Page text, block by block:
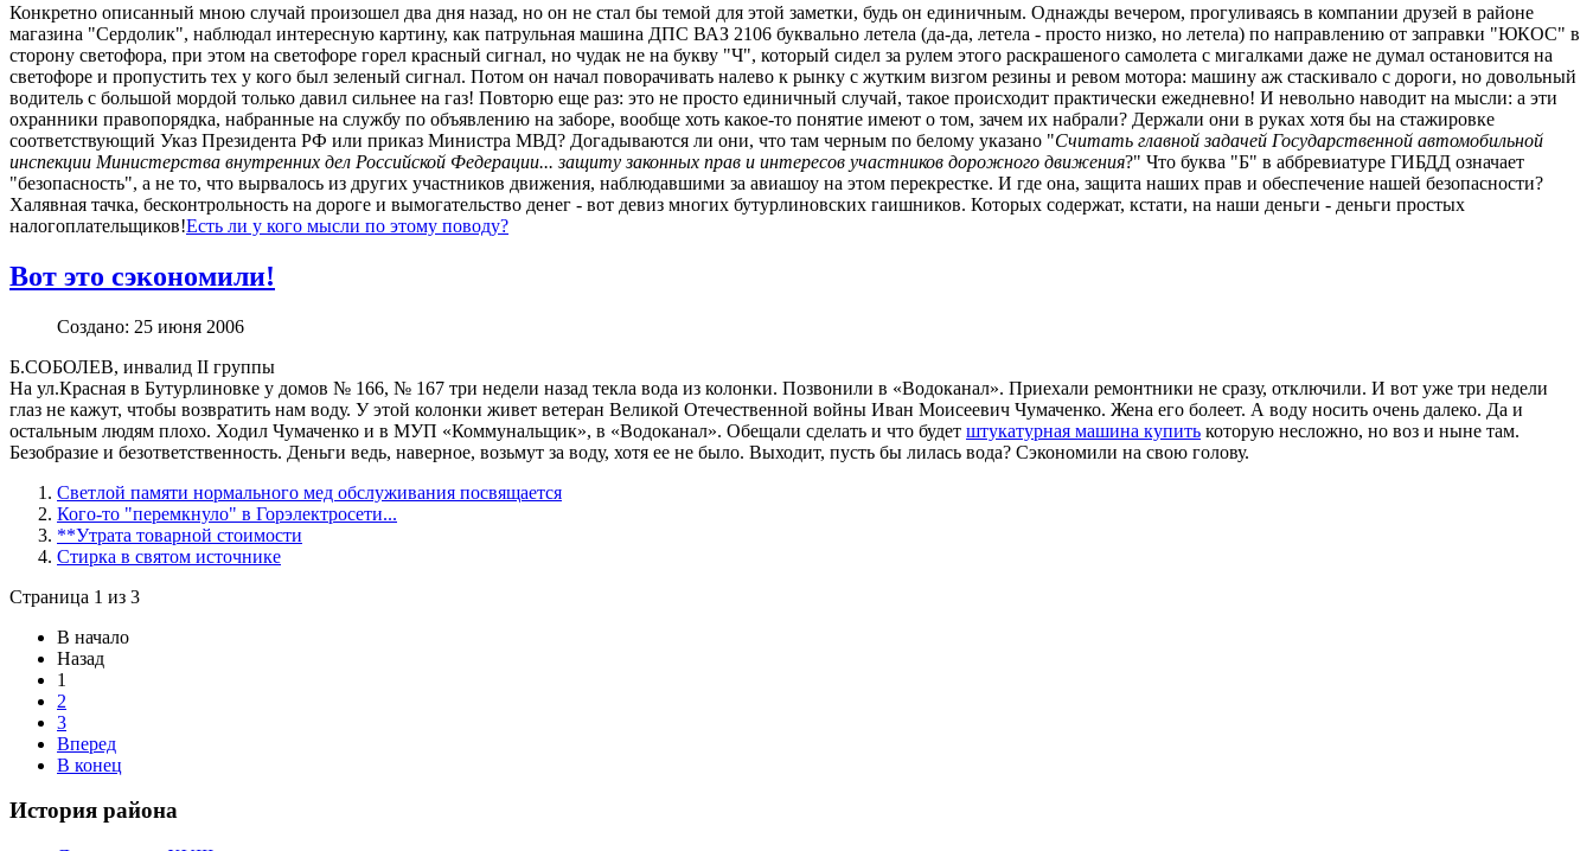
Конкретно описанный мною случай произошел два дня назад, но он не стал бы темой для этой заметки, будь он единичным. Однажды вечером, прогуливаясь в компании друзей в районе
магазина "Сердолик", наблюдал интересную картину, как патрульная машина ДПС ВАЗ 2106 буквально летела (да-да, летела - просто низко, но летела) по направлению от заправки "ЮКОС" в
сторону светофора, при этом на светофоре горел красный сигнал, но чудак не на букву "Ч", который сидел за рулем этого раскрашеного самолета с мигалками даже не думал остановится на
светофоре и пропустить тех у кого был зеленый сигнал. Потом он начал поворачивать налево к рынку с жутким визгом резины и ревом мотора: машину аж стаскивало с дороги, но довольный
водитель с большой мордой только давил сильнее на газ! Повторю еще раз: это не просто единичный случай, такое происходит практически ежедневно! И невольно наводит на мысли: а эти
охранники правопорядка, набранные на службу по объявлению на заборе, вообще хоть какое-то понятие имеют о том, зачем их набрали? Держали они в руках хотя бы на стажировке
соответствующий Указ Президента РФ или приказ Министра МВД? Догадываются ли они, что там черным по белому указано "Считать главной задачей Государственной автомобильной
инспекции Министерства внутренних дел Российской Федерации... защиту законных прав и интересов участников дорожного движения?" Что буква "Б" в аббревиатуре ГИБДД означает
"безопасность", а не то, что вырвалось из других участников движения, наблюдавшими за авиашоу на этом перекрестке. И где она, защита наших прав и обеспечение нашей безопасности?
Халявная тачка, бесконтрольность на дороге и вымогательство денег - вот девиз многих бутурлиновских гаишников. Которых содержат, кстати, на наши деньги - деньги простых
налогоплательщиков!Есть ли у кого мысли по этому поводу?
Вот это сэкономили!
Создано: 25 июня 2006
Б.СОБОЛЕВ, инвалид II группы
На ул.Красная в Бутурлиновке у домов № 166, № 167 три недели назад текла вода из колонки. Позвонили в «Водоканал». Приехали ремонтники не сразу, отключили. И вот уже три недели
глаз не кажут, чтобы возвратить нам воду. У этой колонки живет ветеран Великой Отечественной войны Иван Моисеевич Чумаченко. Жена его болеет. А воду носить очень далеко. Да и
остальным людям плохо. Ходил Чумаченко и в МУП «Коммунальщик», в «Водоканал». Обещали сделать и что будет штукатурная машина купить которую несложно, но воз и ныне там.
Безобразие и безответственность. Деньги ведь, наверное, возьмут за воду, хотя ее не было. Выходит, пусть бы лилась вода? Сэкономили на свою голову.
Светлой памяти нормального мед обслуживания посвящается
Кого-то "перемкнуло" в Горэлектросети...
**Утрата товарной стоимости
Стирка в святом источнике
Страница 1 из 3
В начало
Назад
1
2
3
Вперед
В конец
История района